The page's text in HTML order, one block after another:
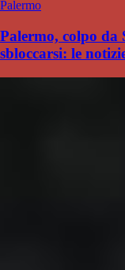
Palermo
Palermo, colpo da
sbloccarsi: le